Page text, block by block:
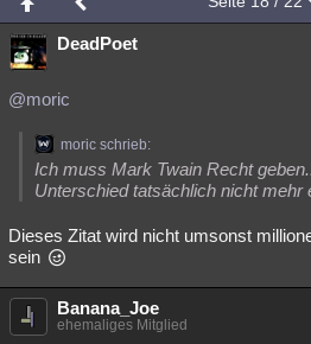
meine Rubriken
Menschen Wissenschaft
Spiritualität
Natur Umfragen
weitere Rubriken
Astronomie
Musik Clash
DeadPoet
@moric
moric schrieb:
Ich muss Mark Twain Recht
Unterschied tatsächlich nicht mehr
Dieses Zitat wird nicht umsonst
sein
Banana_Joe
ehemaliges Mitglied